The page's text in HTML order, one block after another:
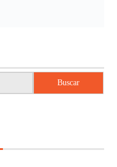
Buscar